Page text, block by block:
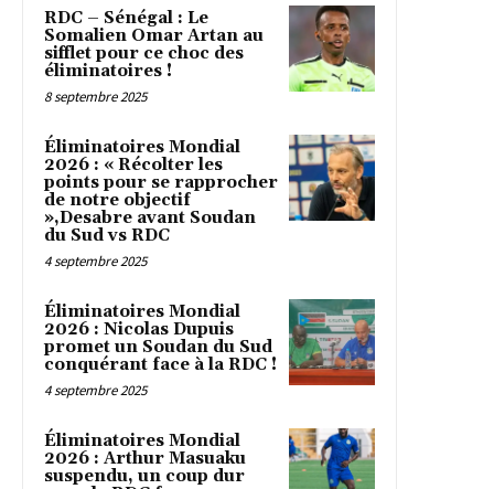
RDC – Sénégal : Le
Somalien Omar Artan au
sifflet pour ce choc des
éliminatoires !
8 septembre 2025
Éliminatoires Mondial
2026 : « Récolter les
points pour se rapprocher
de notre objectif
»,Desabre avant Soudan
du Sud vs RDC
4 septembre 2025
Éliminatoires Mondial
2026 : Nicolas Dupuis
promet un Soudan du Sud
conquérant face à la RDC !
4 septembre 2025
Éliminatoires Mondial
2026 : Arthur Masuaku
suspendu, un coup dur